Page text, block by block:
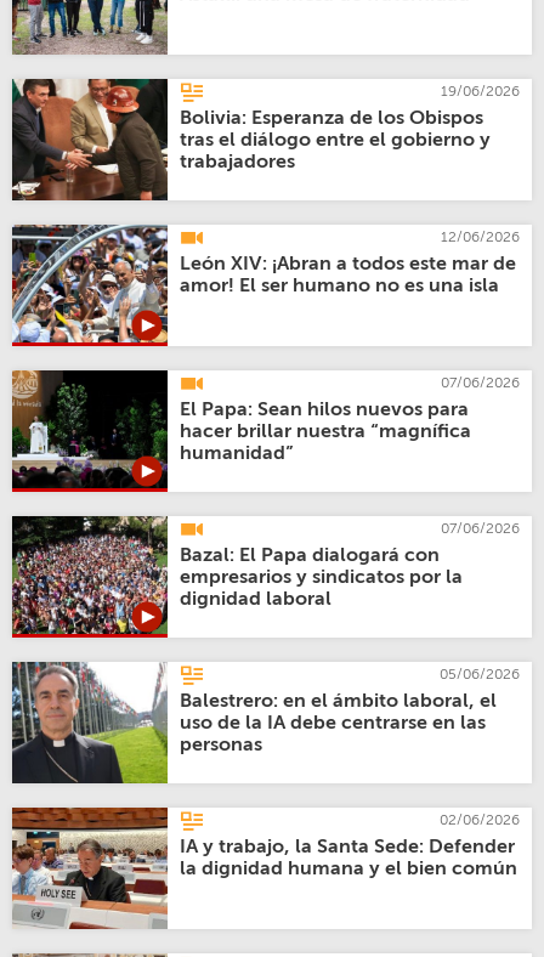
19/06/2026
Bolivia: Esperanza de los Obispos
tras el diálogo entre el gobierno y
trabajadores
12/06/2026
León XIV: ¡Abran a todos este mar de
amor! El ser humano no es una isla
07/06/2026
El Papa: Sean hilos nuevos para
hacer brillar nuestra “magnífica
humanidad”
07/06/2026
Bazal: El Papa dialogará con
empresarios y sindicatos por la
dignidad laboral
05/06/2026
Balestrero: en el ámbito laboral, el
uso de la IA debe centrarse en las
personas
02/06/2026
IA y trabajo, la Santa Sede: Defender
la dignidad humana y el bien común